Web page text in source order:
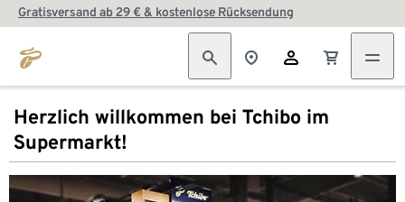
Gratisversand ab 29 € & kostenlose Rücksendung
Herzlich willkommen bei Tchibo im
Supermarkt!